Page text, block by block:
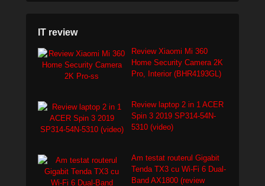
IT review
Review Xiaomi Mi 360
Home Security Camera 2K
Pro, Interior (BHR4193GL)
Review laptop 2 in 1 ACER
Spin 3 2019 SP314-54N-
5310 (video)
Am testat routerul Gigabit
Tenda TX3 cu Wi-Fi 6 Dual-
Band AX1800 (review